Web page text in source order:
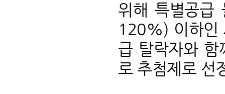
위해 특별공급
120%) 이하인
급 탈락자와 함
로 추첨제로 선